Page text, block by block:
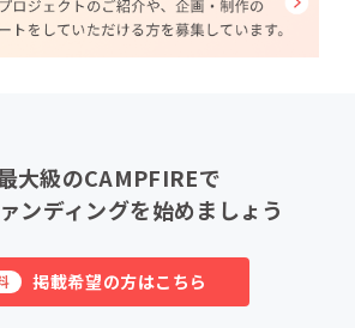
大級のCAMPFIREで
ンディングを始めましょう
掲載希望の方はこちら